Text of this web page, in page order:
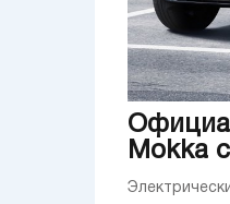
Mokka